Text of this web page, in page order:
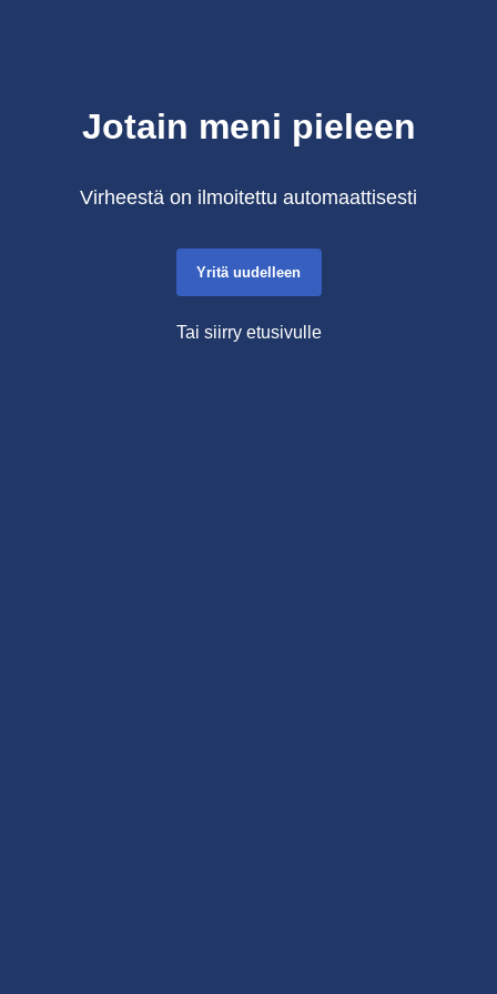
Jotain meni pieleen
Virheestä on ilmoitettu automaattisesti
Yritä uudelleen
Tai siirry etusivulle